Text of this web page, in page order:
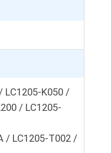
LC1205-K050 /
/ LC1205-
/ LC1205-T002 /